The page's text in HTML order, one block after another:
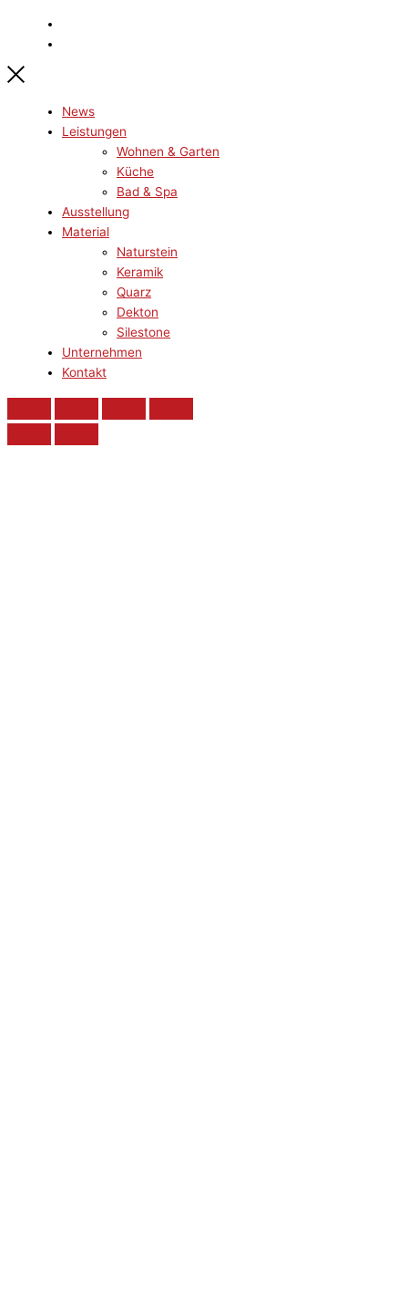
News
Leistungen
Wohnen & Garten
Küche
Bad & Spa
Ausstellung
Material
Naturstein
Keramik
Quarz
Dekton
Silestone
Unternehmen
Kontakt